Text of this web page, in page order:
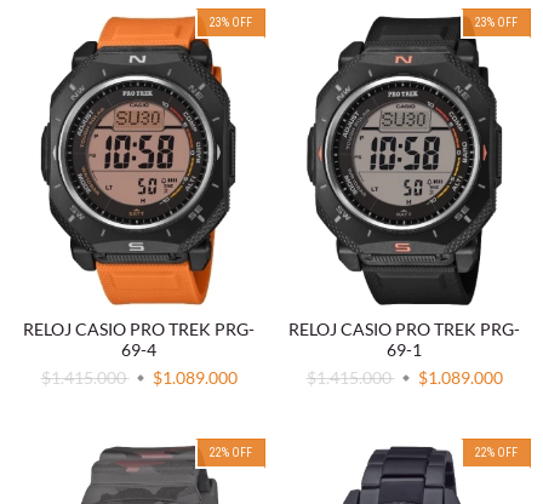
23% OFF
RELOJ CASIO PRO TREK PRG-
69-4
$1.415.000
$1.089.000
23% OFF
RELOJ CASIO PRO TREK PRG-
69-1
$1.415.000
$1.089.000
22% OFF 22% OFF